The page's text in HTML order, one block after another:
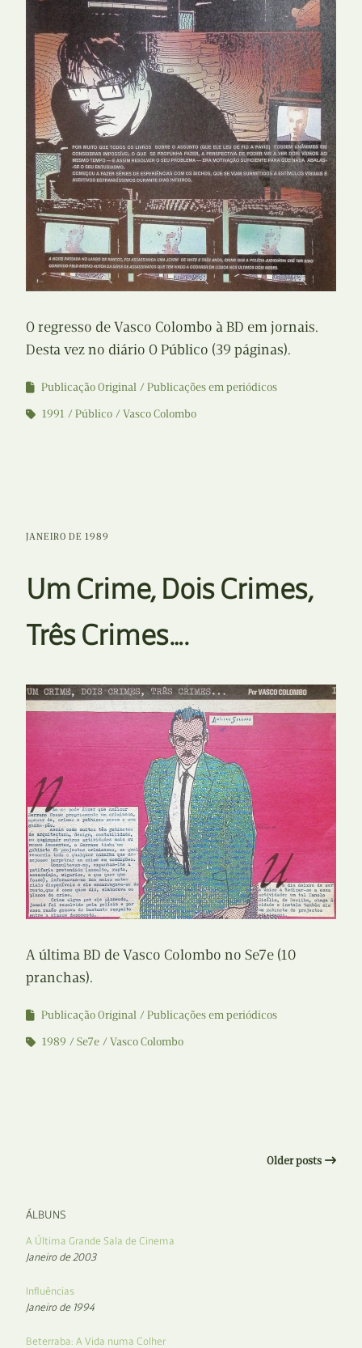
O regresso de Vasco Colombo à BD em jornais.
Desta vez no diário O Público (39 páginas).
Publicação Original
Publicações em periódicos
1991
Público Vasco Colombo
JANEIRO DE 1989
Um Crime, Dois Crimes,
Três Crimes….
A última BD de Vasco Colombo no Se7e (10
pranchas).
Publicação Original
Publicações em periódicos
1989
Se7e Vasco Colombo
Older posts
ÁLBUNS
A Última Grande Sala de Cinema
Janeiro de 2003
Influências
Janeiro de 1994
Beterraba: A Vida numa Colher